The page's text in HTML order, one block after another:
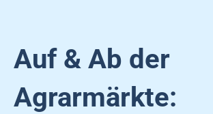
Auf & Ab der
Agrarmärkte: